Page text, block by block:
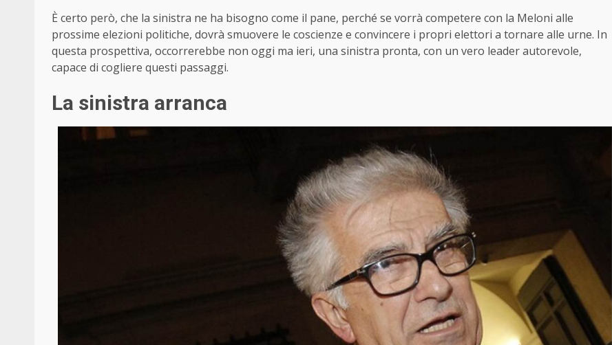
È certo però, che la sinistra ne ha bisogno come il pane, perché se vorrà competere con la Meloni alle
prossime elezioni politiche, dovrà smuovere le coscienze e convincere i propri elettori a tornare alle urne. In
questa prospettiva, occorrerebbe non oggi ma ieri, una sinistra pronta, con un vero leader autorevole,
capace di cogliere questi passaggi.
La sinistra arranca